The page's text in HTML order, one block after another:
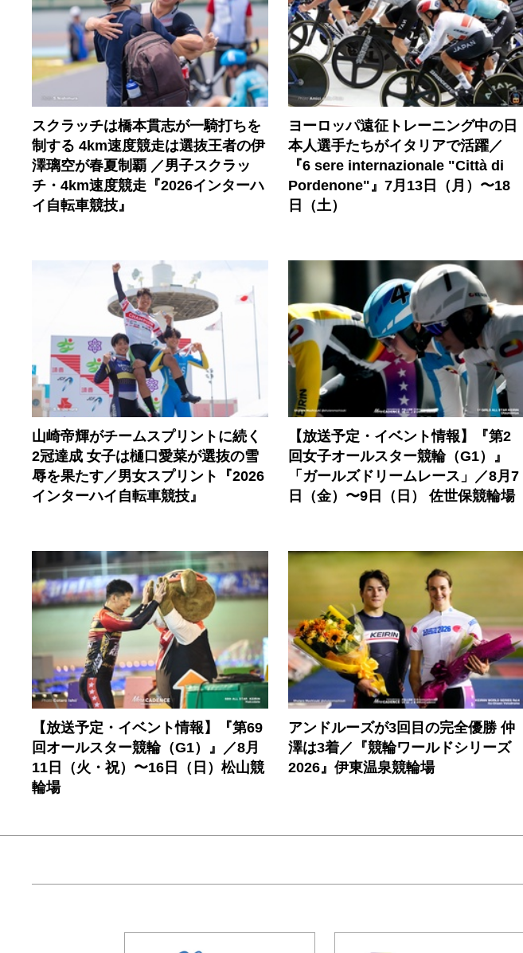
スクラッチは橋本貫志が一騎打ちを
制する 4km速度競走は選抜王者の伊
澤璃空が春夏制覇 ／男子スクラッ
チ・4km速度競走『2026インターハ
イ自転車競技』
ヨーロッパ遠征トレーニング中の日
本人選手たちがイタリアで活躍／
『6 sere internazionale "Città di
Pordenone"』7月13日（月）〜18
日（土）
山崎帝輝がチームスプリントに続く
2冠達成 女子は樋口愛菜が選抜の雪
辱を果たす／男女スプリント『2026
インターハイ自転車競技』
【放送予定・イベント情報】『第2
回女子オールスター競輪（G1）』
「ガールズドリームレース」／8月7
日（金）〜9日（日） 佐世保競輪場
【放送予定・イベント情報】『第69
回オールスター競輪（G1）』／8月
11日（火・祝）〜16日（日）松山競
輪場
アンドルーズが3回目の完全優勝 仲
澤は3着／『競輪ワールドシリーズ
2026』伊東温泉競輪場